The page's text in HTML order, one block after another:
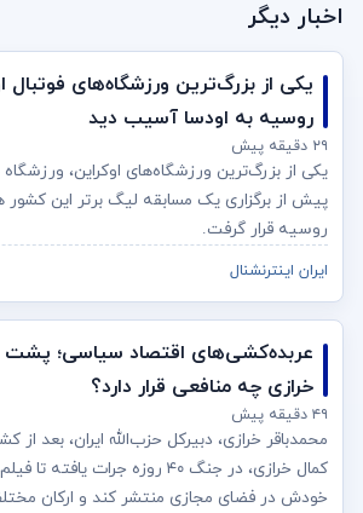
اخبار دیگر
یکی از بزرگ‌ترین ورزشگاه‌های فوتبال
روسیه به اودسا آسیب دید
۲۹ دقیقه پیش
یکی از بزرگ‌ترین ورزشگاه‌های اوکراین،
پیش از برگزاری یک مسابقه لیگ برتر این
روسیه قرار گرفت.
ایران اینترنشنال
عربده‌کشی‌های اقتصاد سیاسی؛ پشت
خرازی چه منافعی قرار دارد؟
۴۹ دقیقه پیش
محمدباقر خرازی، دبیرکل حزب‌الله ایران، بعد
کمال خرازی، در جنگ ۴۰ روزه جرات
خودش در فضای مجازی منتشر کند و ارکان